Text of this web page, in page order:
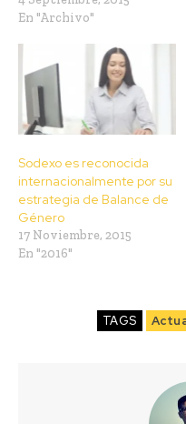
En "Archivo"
Sodexo es reconocida
internacionalmente por su
estrategia de Balance de
Género
17 Noviembre, 2015
En "2016"
TAGS